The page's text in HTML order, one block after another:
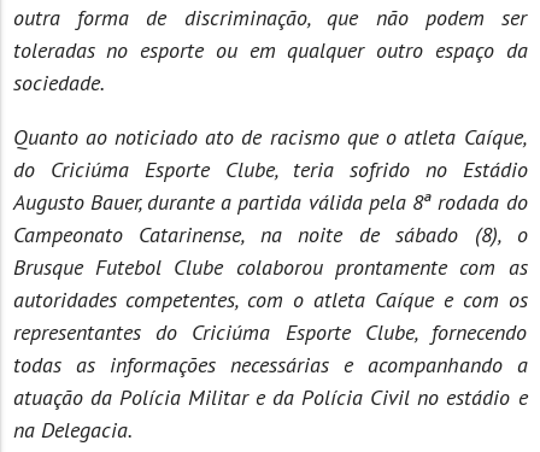
outra forma de discriminação, que não podem ser
toleradas no esporte ou em qualquer outro espaço da
sociedade.
Quanto ao noticiado ato de racismo que o atleta Caíque,
do Criciúma Esporte Clube, teria sofrido no Estádio
Augusto Bauer, durante a partida válida pela 8ª rodada do
Campeonato Catarinense, na noite de sábado (8), o
Brusque Futebol Clube colaborou prontamente com as
autoridades competentes, com o atleta Caíque e com os
representantes do Criciúma Esporte Clube, fornecendo
todas as informações necessárias e acompanhando a
atuação da Polícia Militar e da Polícia Civil no estádio e
na Delegacia.